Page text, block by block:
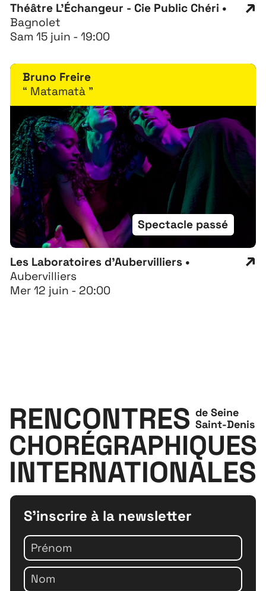
Théâtre L'Échangeur - Cie Public Chéri •
Bagnolet
Sam 15 juin - 19:00
Les Laboratoires d'Aubervilliers •
Aubervilliers
Mer 12 juin - 20:00
Spectacle passé
Bruno Freire
“ Matamatà ”
RENCONTRES
CHORÉGRAPHIQUES
INTERNATIONALES
de Seine
Saint-Denis
S'inscrire à la newsletter